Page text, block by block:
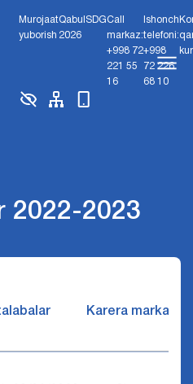
Murojaat
yuborish
Qabul
2026
SDGCall
markaz:
+998 72
221 55
16
Ishonch
telefoni:
+998
72 226
68 10
2022-2023
Karera markazi